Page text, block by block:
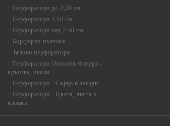
Перфоратори до 2,50 см
Перфоратори 2,50 см
Перфоратори над 2,50 см
Бордюрни пънчове
Ъглови перфоратори
Перфоратори Основни Фигури -
кръгове, овали
Перфоратори - Сърца и звезди
Перфоратори - Цветя, листа и
клонки